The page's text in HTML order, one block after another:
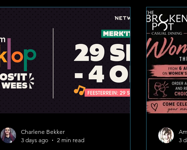
D4ME26 in wanneer jy betaal. Die
aanbod is beskikbaar vanaf
Sondagoggend 9 Augustus om 08:00 tot
Dinsdagaand 11 Augustus om 20:00.
Hierd
"Ploeg
Afrika
die
Charlene Bekker
3 days ago
2 min read
3